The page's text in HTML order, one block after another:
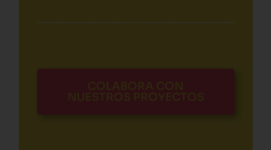
COLABORA CON
NUESTROS PROYECTOS